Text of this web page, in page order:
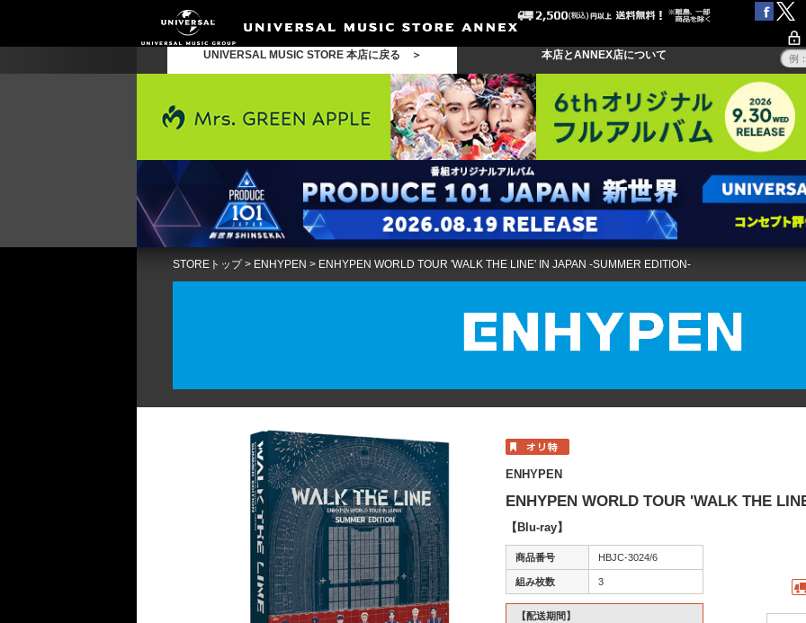
UNIVERSAL MUSIC STORE 本店に戻る ＞ 本店とANNEX店について
STOREトップ> ENHYPEN > ENHYPEN WORLD TOUR 'WALK THE LINE' IN JAPAN -SUMMER EDITION-
ENHYPEN
ENHYPEN WORLD TOUR 'WALK THE
【Blu-ray】
商品番号 HBJC-3024/6
組み枚数 3
【配送期間】